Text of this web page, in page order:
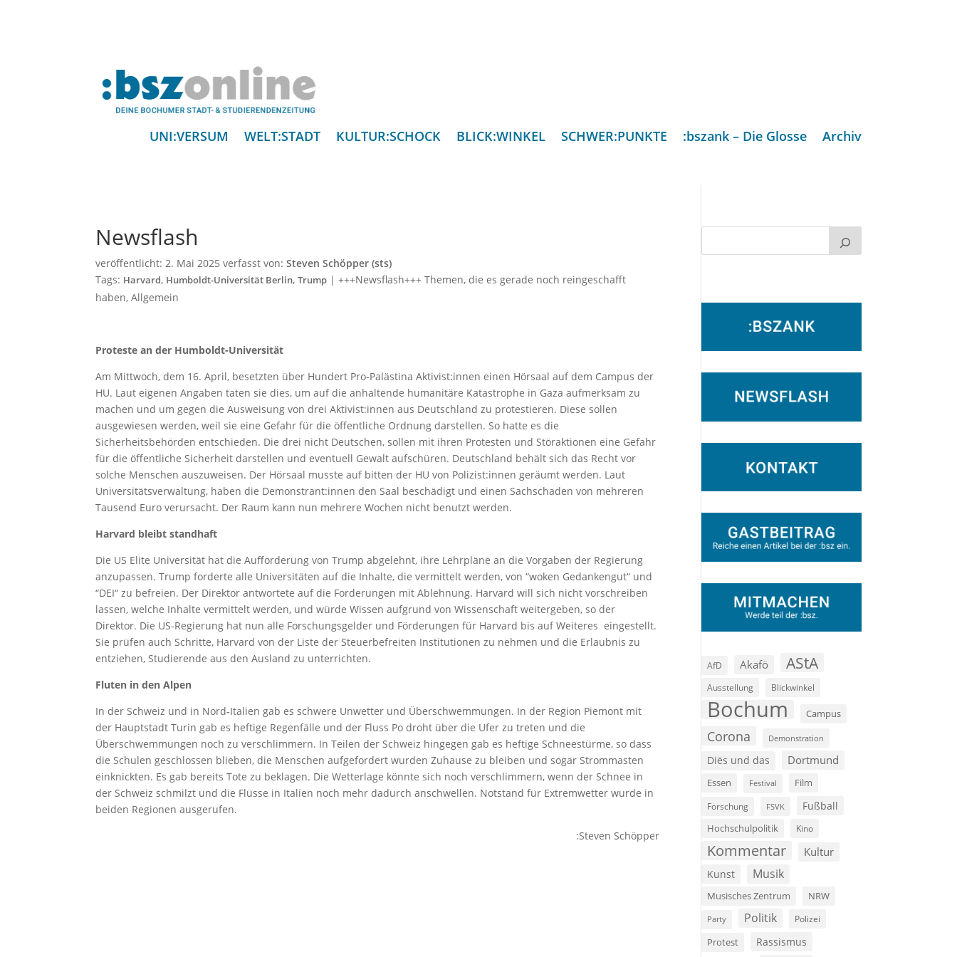
UNI:VERSUM WELT:STADT KULTUR:SCHOCK BLICK:WINKEL SCHWER:PUNKTE :bszank – Die Glosse Archiv
Newsflash
veröffentlicht:2. Mai 2025 verfasst von:Steven Schöpper (sts)
Tags: Harvard, Humboldt-Universität Berlin,Trump |+++Newsflash+++ Themen, die es gerade noch reingeschafft
haben,Allgemein
Proteste an der Humboldt-Universität
Am Mittwoch, dem 16. April, besetzten über Hundert Pro-Palästina Aktivist:innen einen Hörsaal auf dem Campus der
HU. Laut eigenen Angaben taten sie dies, um auf die anhaltende humanitäre Katastrophe in Gaza aufmerksam zu
machen und um gegen die Ausweisung von drei Aktivist:innen aus Deutschland zu protestieren. Diese sollen
ausgewiesen werden, weil sie eine Gefahr für die öffentliche Ordnung darstellen. So hatte es die
Sicherheitsbehörden entschieden. Die drei nicht Deutschen, sollen mit ihren Protesten und Störaktionen eine Gefahr
für die öffentliche Sicherheit darstellen und eventuell Gewalt aufschüren. Deutschland behält sich das Recht vor
solche Menschen auszuweisen. Der Hörsaal musste auf bitten der HU von Polizist:innen geräumt werden. Laut
Universitätsverwaltung, haben die Demonstrant:innen den Saal beschädigt und einen Sachschaden von mehreren
Tausend Euro verursacht. Der Raum kann nun mehrere Wochen nicht benutzt werden.
Harvard bleibt standhaft
Die US Elite Universität hat die Aufforderung von Trump abgelehnt, ihre Lehrpläne an die Vorgaben der Regierung
anzupassen. Trump forderte alle Universitäten auf die Inhalte, die vermittelt werden, von “woken Gedankengut“ und
“DEI“ zu befreien. Der Direktor antwortete auf die Forderungen mit Ablehnung. Harvard will sich nicht vorschreiben
lassen, welche Inhalte vermittelt werden, und würde Wissen aufgrund von Wissenschaft weitergeben, so der
Direktor. Die US-Regierung hat nun alle Forschungsgelder und Förderungen für Harvard bis auf Weiteres eingestellt.
Sie prüfen auch Schritte, Harvard von der Liste der Steuerbefreiten Institutionen zu nehmen und die Erlaubnis zu
entziehen, Studierende aus den Ausland zu unterrichten.
Fluten in den Alpen
In der Schweiz und in Nord-Italien gab es schwere Unwetter und Überschwemmungen. In der Region Piemont mit
der Hauptstadt Turin gab es heftige Regenfälle und der Fluss Po droht über die Ufer zu treten und die
Überschwemmungen noch zu verschlimmern. In Teilen der Schweiz hingegen gab es heftige Schneestürme, so dass
die Schulen geschlossen blieben, die Menschen aufgefordert wurden Zuhause zu bleiben und sogar Strommasten
einknickten. Es gab bereits Tote zu beklagen. Die Wetterlage könnte sich noch verschlimmern, wenn der Schnee in
der Schweiz schmilzt und die Flüsse in Italien noch mehr dadurch anschwellen. Notstand für Extremwetter wurde in
beiden Regionen ausgerufen.
:Steven Schöpper
AfD Akafö AStA
Ausstellung Blickwinkel
Bochum Campus
Corona Demonstration
Diës und das Dortmund
Essen Festival Film
Forschung FSVK Fußball
Hochschulpolitik Kino
Kommentar Kultur
Kunst Musik
Musisches Zentrum NRW
Party Politik Polizei
Protest Rassismus